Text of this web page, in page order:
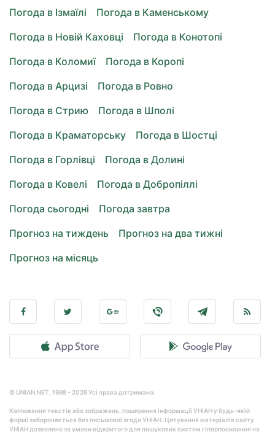
Погода в Ізмаїлі
Погода в Каменському
Погода в Новій Каховці
Погода в Конотопі
Погода в Коломиї
Погода в Коропі
Погода в Арцизі
Погода в Ровно
Погода в Стрию
Погода в Шполі
Погода в Краматорську
Погода в Шостці
Погода в Горлівці
Погода в Долині
Погода в Ковелі
Погода в Добропіллі
Погода сьогодні
Погода завтра
Прогноз на тиждень
Прогноз на два тижні
Прогноз на місяць
© UNIAN.NET, 1998 - 2026 Усі права дотримано.
Копіювання текстів або зображень, поширення інформації УНІАН у будь-якій
формі забороняється без письмової згоди УНІАН. Цитування матеріалів сайту
УНІАН дозволено за умови відкритого для пошукових систем гіперпосилання на